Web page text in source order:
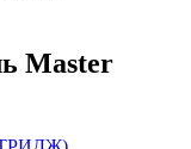
Master